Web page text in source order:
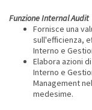
Funzione Internal Audit
Fornisce una
sull'efficienza,
Interno e
Elabora azioni
Interno e
Management
medesime.